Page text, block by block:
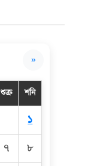
»
শুক্র শনি
১
৭
৮